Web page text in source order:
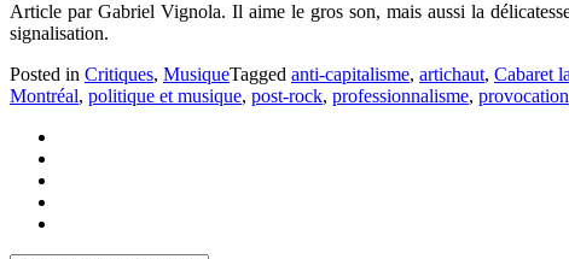
Article par Gabriel Vignola. Il aime le gros son, mais aussi la
signalisation.
Posted in Critiques, MusiqueTagged anti-capitalisme, artichaut, Cabaret
Montréal, politique et musique, post-rock, professionnalisme, provocation